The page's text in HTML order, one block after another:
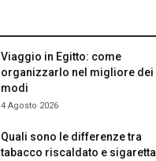
Viaggio in Egitto: come
organizzarlo nel migliore dei
modi
4 Agosto 2026
Quali sono le differenze tra
tabacco riscaldato e sigaretta